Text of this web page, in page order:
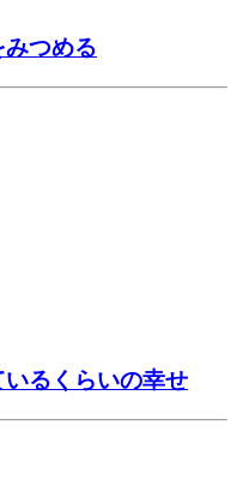
つめる
るくらいの幸せ